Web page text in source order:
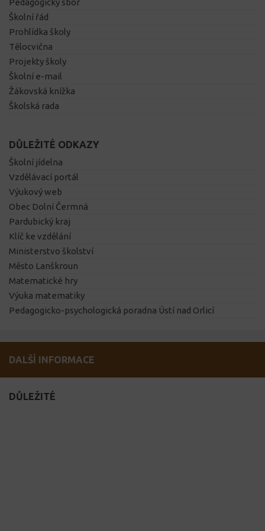
Pedagogický sbor
Školní řád
Prohlídka školy
Tělocvična
Projekty školy
Školní e-mail
Žákovská knížka
Školská rada
DŮLEŽITÉ ODKAZY
Školní jídelna
Vzdělávací portál
Výukový web
Obec Dolní Čermná
Pardubický kraj
Klíč ke vzdělání
Ministerstvo školství
Město Lanškroun
Matematické hry
Výuka matematiky
Pedagogicko-psychologická poradna Ústí nad Orlicí
DALŠÍ INFORMACE
DŮLEŽITÉ